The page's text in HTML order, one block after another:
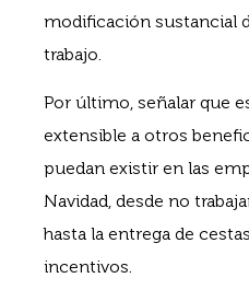
modificación sustancial
trabajo.
Por último, señalar que
extensible a otros
puedan existir en las
Navidad, desde no
hasta la entrega de
incentivos.